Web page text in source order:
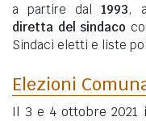
a partire dal 1993,
diretta del sindaco
Sindaci eletti e liste
Elezioni
Il 3 e 4 ottobre 2021